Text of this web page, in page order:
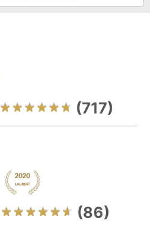
(717)
(86)